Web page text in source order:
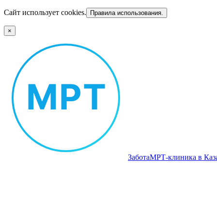
Сайт использует cookies. Правила использования.
×
ЗаботаМРТ‑клиника в